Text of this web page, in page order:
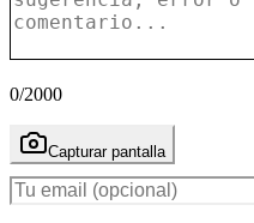
0/2000
Capturar pantalla